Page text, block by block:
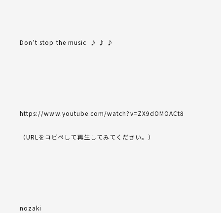
Don’t stop the music ♪ ♪ ♪
https://www.youtube.com/watch?v=ZX9dOMOACt8
（URLをコピペして再生してみてください。）
nozaki